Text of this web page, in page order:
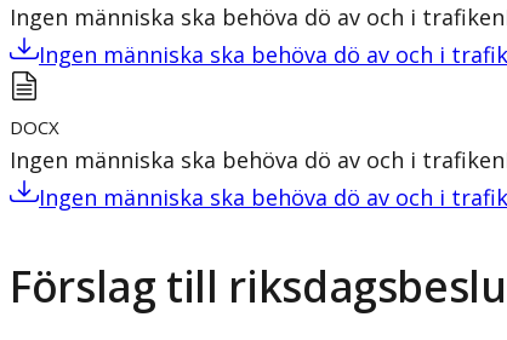
Ingen människa ska behöva dö av och i trafiken
Ingen människa ska behöva dö av och i
DOCX
Ingen människa ska behöva dö av och i trafiken
Ingen människa ska behöva dö av och i
Förslag till